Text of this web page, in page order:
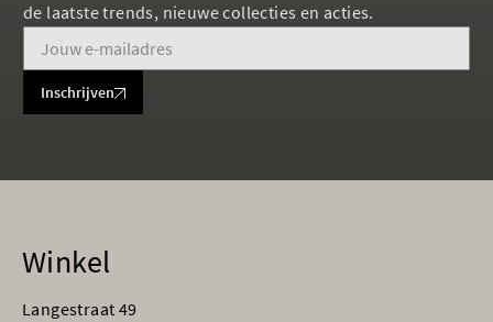
de laatste trends, nieuwe collecties en acties.
Inschrijven
Winkel
Langestraat 49